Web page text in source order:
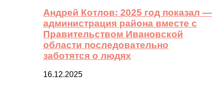
Андрей Котлов: 2025 год показал —
администрация района вместе с
Правительством Ивановской
области последовательно
заботятся о людях
16.12.2025